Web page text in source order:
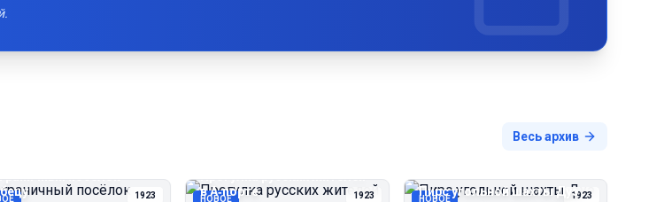
Весь архив
1923
посёлок
НОВОЕ 1923
Прогулка русских жителей
в А‑порте
НОВОЕ 1923
Пирс угольной шахты Дуэ